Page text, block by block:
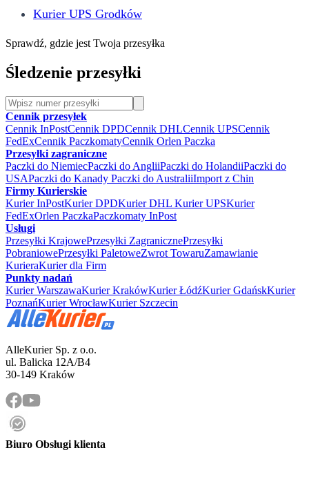
Kurier UPS Grodków
Sprawdź, gdzie jest Twoja przesyłka
Śledzenie przesyłki
Cennik przesyłek
Cennik InPostCennik DPDCennik DHLCennik UPSCennik
FedExCennik PaczkomatyCennik Orlen Paczka
Przesyłki zagraniczne
Paczki do NiemiecPaczki do AngliiPaczki do HolandiiPaczki do
USAPaczki do Kanady Paczki do AustraliiImport z Chin
Firmy Kurierskie
Kurier InPostKurier DPDKurier DHL Kurier UPSKurier
FedExOrlen PaczkaPaczkomaty InPost
Usługi
Przesyłki KrajowePrzesyłki ZagranicznePrzesyłki
PobraniowePrzesyłki PaletoweZwrot TowaruZamawianie
KurieraKurier dla Firm
Punkty nadań
Kurier WarszawaKurier KrakówKurier ŁódźKurier GdańskKurier
PoznańKurier WrocławKurier Szczecin
AlleKurier Sp. z o.o.
ul. Balicka 12A/B4
30-149 Kraków
Biuro Obsługi klienta